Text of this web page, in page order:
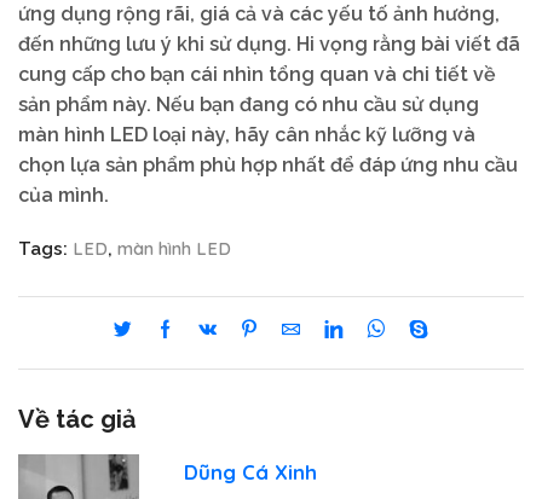
ứng dụng rộng rãi, giá cả và các yếu tố ảnh hưởng,
đến những lưu ý khi sử dụng. Hi vọng rằng bài viết đã
cung cấp cho bạn cái nhìn tổng quan và chi tiết về
sản phẩm này. Nếu bạn đang có nhu cầu sử dụng
màn hình LED loại này, hãy cân nhắc kỹ lưỡng và
chọn lựa sản phẩm phù hợp nhất để đáp ứng nhu cầu
của mình.
Tags: LED, màn hình LED
Về tác giả
Dũng Cá Xinh